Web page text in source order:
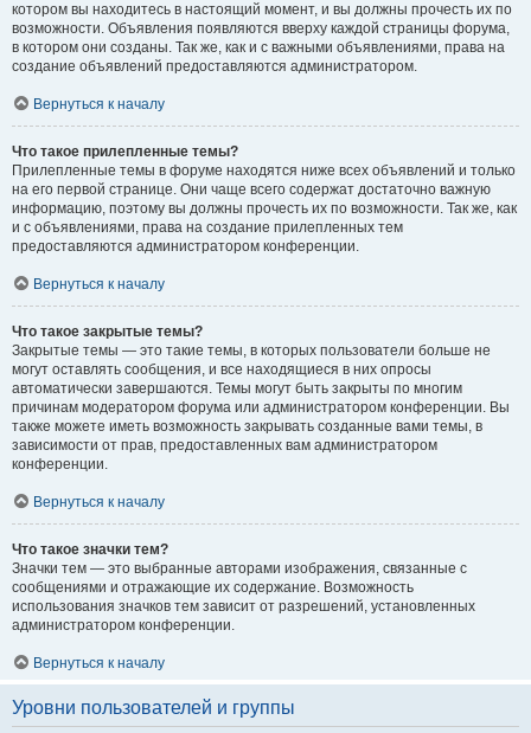
котором вы находитесь в настоящий момент, и вы должны прочесть их по
возможности. Объявления появляются вверху каждой страницы форума,
в котором они созданы. Так же, как и с важными объявлениями, права на
создание объявлений предоставляются администратором.
Вернуться к началу
Что такое прилепленные темы?
Прилепленные темы в форуме находятся ниже всех объявлений и только
на его первой странице. Они чаще всего содержат достаточно важную
информацию, поэтому вы должны прочесть их по возможности. Так же, как
и с объявлениями, права на создание прилепленных тем
предоставляются администратором конференции.
Вернуться к началу
Что такое закрытые темы?
Закрытые темы — это такие темы, в которых пользователи больше не
могут оставлять сообщения, и все находящиеся в них опросы
автоматически завершаются. Темы могут быть закрыты по многим
причинам модератором форума или администратором конференции. Вы
также можете иметь возможность закрывать созданные вами темы, в
зависимости от прав, предоставленных вам администратором
конференции.
Вернуться к началу
Что такое значки тем?
Значки тем — это выбранные авторами изображения, связанные с
сообщениями и отражающие их содержание. Возможность
использования значков тем зависит от разрешений, установленных
администратором конференции.
Вернуться к началу
Уровни пользователей и группы